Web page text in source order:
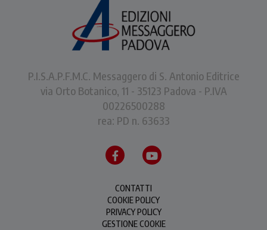
P.I.S.A.P.F.M.C. Messaggero di S. Antonio Editrice
via Orto Botanico, 11 - 35123 Padova - P.IVA
00226500288
rea: PD n. 63633
CONTATTI
COOKIE POLICY
PRIVACY POLICY
GESTIONE COOKIE